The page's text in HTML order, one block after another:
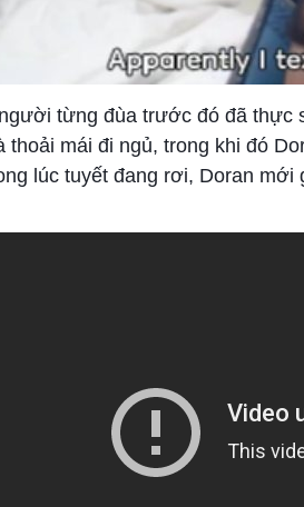
từng đùa trước đó đã
thoải mái đi ngủ, trong khi đó
lúc tuyết đang rơi, Doran